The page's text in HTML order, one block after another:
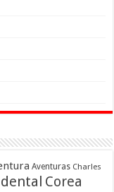
Aventuras Charles
Corea